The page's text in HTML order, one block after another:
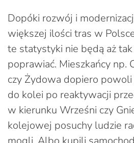
Dopóki rozwój i
większej ilości tras w
te statystyki nie będą aż tak
poprawiać. Mieszkańcy np.
czy Żydowa dopiero powoli
do kolei po reaktywacji
w kierunku Wrześni czy
kolejowej posuchy ludzie